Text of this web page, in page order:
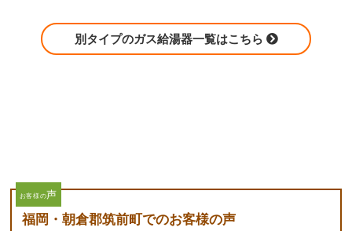
別タイプのガス給湯器一覧はこちら
お客様の声
福岡・朝倉郡筑前町でのお客様の声